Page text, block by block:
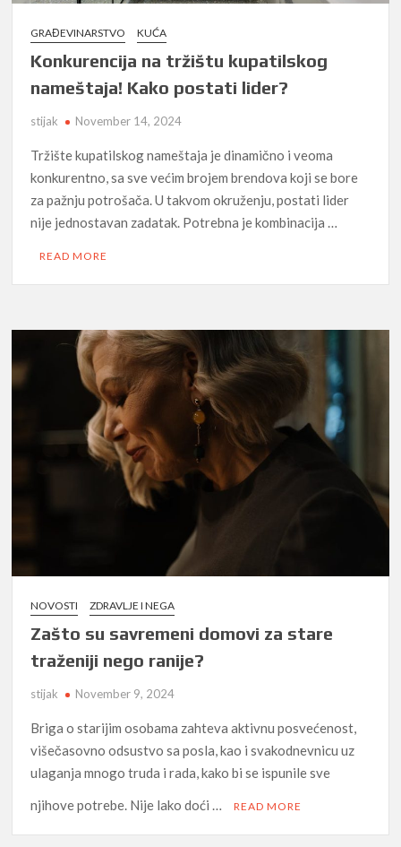
GRAĐEVINARSTVO KUĆA
Konkurencija na tržištu kupatilskog
nameštaja! Kako postati lider?
stijak November 14, 2024
Tržište kupatilskog nameštaja je dinamično i veoma
konkurentno, sa sve većim brojem brendova koji se bore
za pažnju potrošača. U takvom okruženju, postati lider
nije jednostavan zadatak. Potrebna je kombinacija …
READ MORE
NOVOSTI ZDRAVLJE I NEGA
Zašto su savremeni domovi za stare
traženiji nego ranije?
stijak November 9, 2024
Briga o starijim osobama zahteva aktivnu posvećenost,
višečasovno odsustvo sa posla, kao i svakodnevnicu uz
ulaganja mnogo truda i rada, kako bi se ispunile sve
njihove potrebe. Nije lako doći …
READ MORE